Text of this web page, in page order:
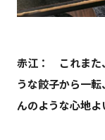
赤江： これまた
うな餃子から一
んのような心地よ